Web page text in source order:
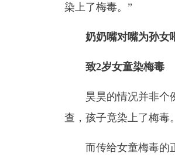
染上了梅毒。 ”
奶奶嘴对嘴为孙女
致2岁女童染梅毒
昊昊的情况并非个
查，孩子竟染上了梅毒。
而传给女童梅毒的